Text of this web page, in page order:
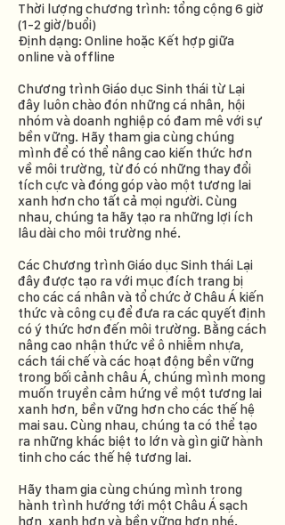
Thời lượng chương trình: tổng cộng 6 giờ
(1-2 giờ/buổi)
Định dạng: Online hoặc Kết hợp giữa
online và offline
Chương trình Giáo dục Sinh thái từ Lại
đây luôn chào đón những cá nhân, hội
nhóm và doanh nghiệp có đam mê với sự
bền vững. Hãy tham gia cùng chúng
mình để có thể nâng cao kiến thức hơn
về môi trường, từ đó có những thay đổi
tích cực và đóng góp vào một tương lai
xanh hơn cho tất cả mọi người. Cùng
nhau, chúng ta hãy tạo ra những lợi ích
lâu dài cho môi trường nhé.
Các Chương trình Giáo dục Sinh thái Lại
đây được tạo ra với mục đích trang bị
cho các cá nhân và tổ chức ở Châu Á kiến
thức và công cụ để đưa ra các quyết định
có ý thức hơn đến môi trường. Bằng cách
nâng cao nhận thức về ô nhiễm nhựa,
cách tái chế và các hoạt động bền vững
trong bối cảnh châu Á, chúng mình mong
muốn truyền cảm hứng về một tương lai
xanh hơn, bền vững hơn cho các thế hệ
mai sau. Cùng nhau, chúng ta có thể tạo
ra những khác biệt to lớn và gìn giữ hành
tinh cho các thế hệ tương lai.
Hãy tham gia cùng chúng mình trong
hành trình hướng tới một Châu Á sạch
hơn, xanh hơn và bền vững hơn nhé.